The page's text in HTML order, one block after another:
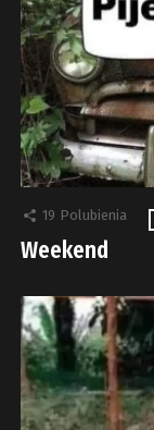
19 Polubienia
Weekend